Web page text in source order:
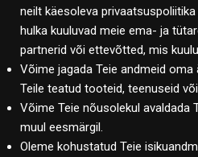
neilt käesoleva
hulka kuuluvad meie ema- ja
partnerid või ettevõtted, mis
Võime jagada Teie andmeid
Teile teatud tooteid, teenuseid
Võime Teie nõusolekul avaldada
muul eesmärgil.
Oleme kohustatud Teie